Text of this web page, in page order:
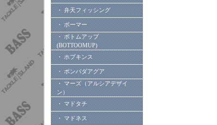
・ 弁天フィッシング
・ ボーマー
・ ボトムアップ
(BOTTOOMUP)
・ ホプキンス
・ ボンバダアグア
・ マーズ（アルシアデザイ
ン）
・ マドタチ
・ マドネス